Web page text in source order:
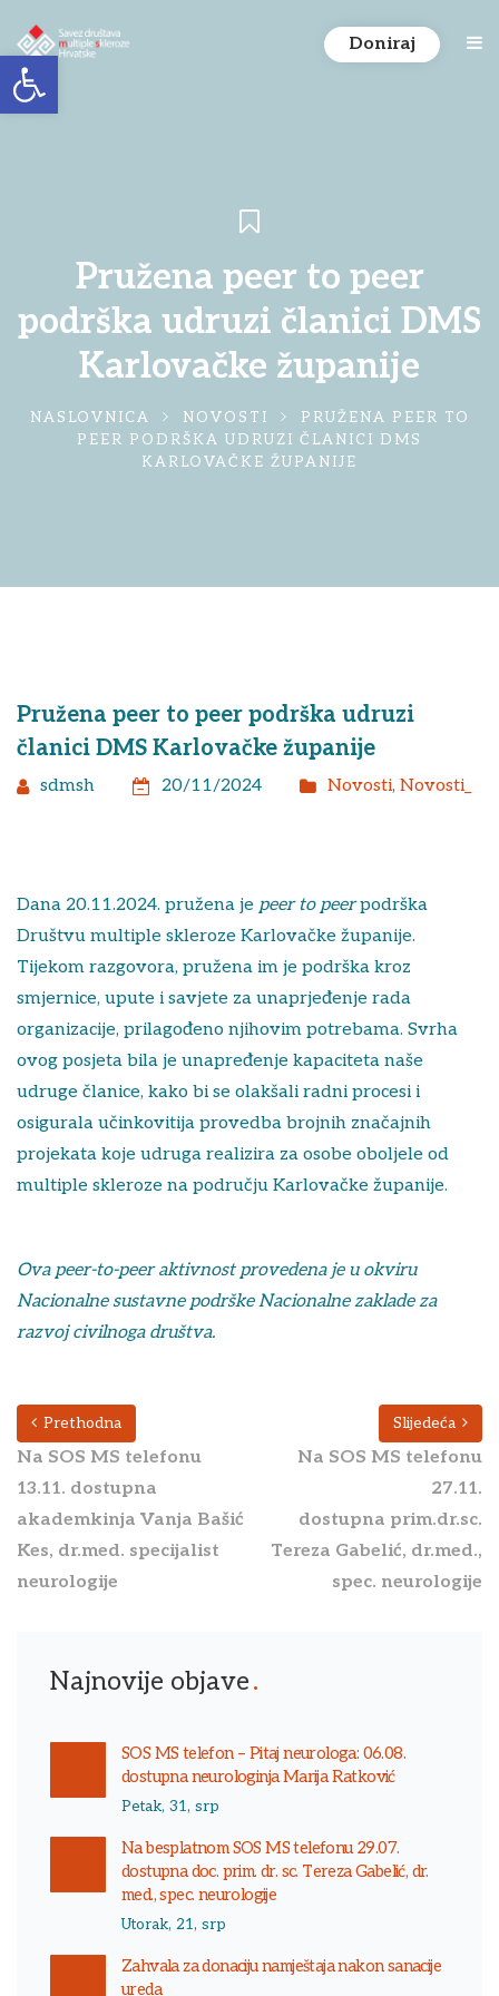
Open toolbar
Doniraj
Pružena peer to peer
podrška udruzi članici DMS
Karlovačke županije
NASLOVNICA NOVOSTI
PRUŽENA PEER TO
PEER PODRŠKA UDRUZI ČLANICI DMS
KARLOVAČKE ŽUPANIJE
Pružena peer to peer podrška udruzi
članici DMS Karlovačke županije
sdmsh 20/11/2024 Novosti, Novosti_
Dana 20.11.2024. pružena je peer to peerpodrška
Društvu multiple skleroze Karlovačke županije.
Tijekom razgovora, pružena im je podrška kroz
smjernice, upute i savjete za unaprjeđenje rada
organizacije, prilagođeno njihovim potrebama. Svrha
ovog posjeta bila je unapređenje kapaciteta naše
udruge članice, kako bi se olakšali radni procesi i
osigurala učinkovitija provedba brojnih značajnih
projekata koje udruga realizira za osobe oboljele od
multiple skleroze na području Karlovačke županije.
Ova peer-to-peer aktivnost provedena je u okviru
Nacionalne sustavne podrške Nacionalne zaklade za
razvoj civilnoga društva.
Prethodna
Na SOS MS telefonu
13.11. dostupna
akademkinja Vanja Bašić
Kes, dr.med. specijalist
neurologije
Slijedeća
Na SOS MS telefonu
27.11.
dostupna prim.dr.sc.
Tereza Gabelić, dr.med.,
spec. neurologije
Najnovije objave
SOS MS telefon – Pitaj neurologa: 06.08.
dostupna neurologinja Marija Ratković
Petak, 31, srp
Na besplatnom SOS MS telefonu 29.07.
dostupna doc. prim. dr. sc. Tereza Gabelić, dr.
med., spec. neurologije
Utorak, 21, srp
Zahvala za donaciju namještaja nakon sanacije
ureda